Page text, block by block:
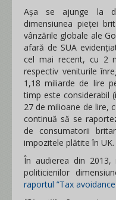
Așa se ajunge la
dimensiunea pieței
vânzările globale ale
afară de SUA
cel mai recent, cu 2
respectiv veniturile
1,18 miliarde de lire
timp este considerabil
27 de milioane de lire,
continuă să se
de consumatorii
impozitele plătite în UK.
În audierea din 2013,
politicienilor
raportul ”Tax